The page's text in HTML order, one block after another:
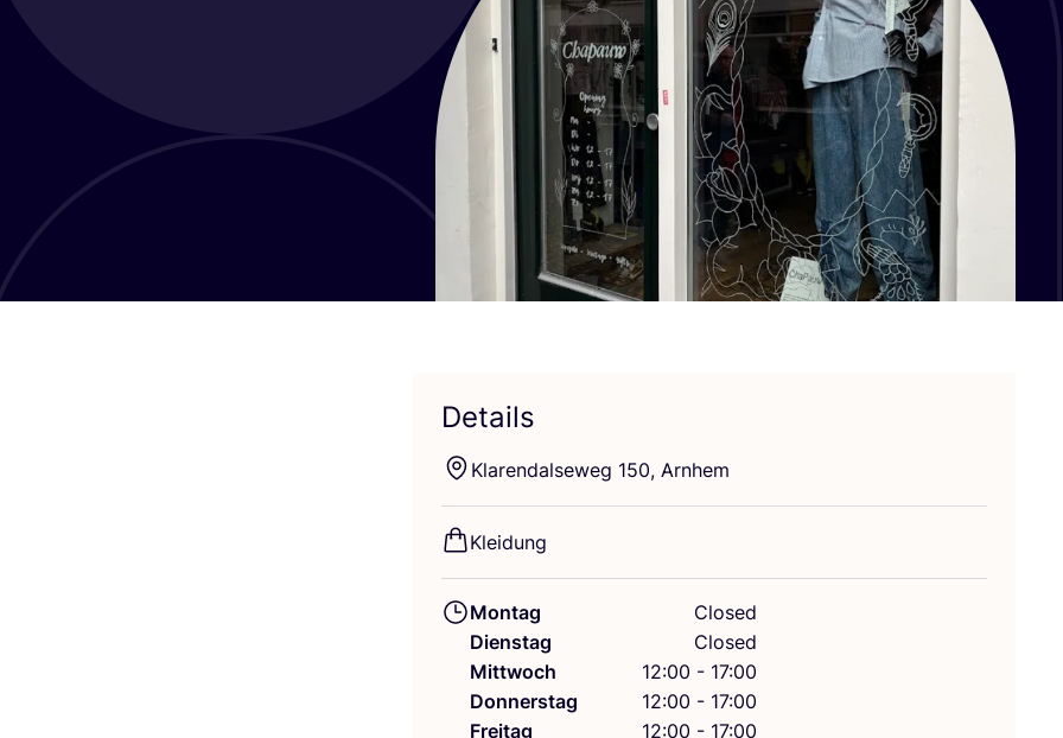
Details
Kla­rend­al­se­weg 150, Arnhem
Klei­dung
Montag
Closed
Dienstag
Closed
Mittwoch
12:00 - 17:00
Donnerstag
12:00 - 17:00
Freitag
12:00 - 17:00